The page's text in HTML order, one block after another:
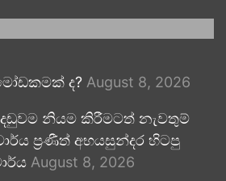
ද? August 8, 2026
දඬුවම නියම කිරීමටත් නැවතුම්
ප්‍රණීත් අභයසුන්දර හිටපු
August 8, 2026